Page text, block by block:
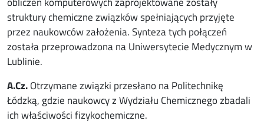
struktury chemiczne związków spełniających przyjęte
przez naukowców założenia. Synteza tych połączeń
została przeprowadzona na Uniwersytecie Medycznym w
Lublinie.
A.Cz.Otrzymane związki przesłano na Politechnikę
Łódzką, gdzie naukowcy z Wydziału Chemicznego zbadali
ich właściwości fizykochemiczne.